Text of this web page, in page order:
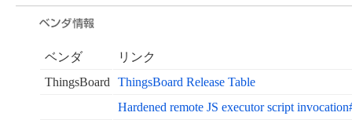
ベンダ
リンク
ThingsBoard
ThingsBoard Release Table
Hardened remote JS executor script